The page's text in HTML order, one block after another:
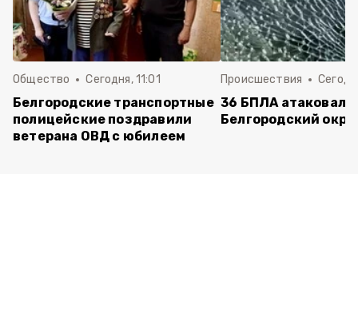
Общество Сегодня, 11:01
Белгородские транспортные
полицейские поздравили
ветерана ОВД с юбилеем
Происшествия
36 БПЛА атаковали
Белгородский